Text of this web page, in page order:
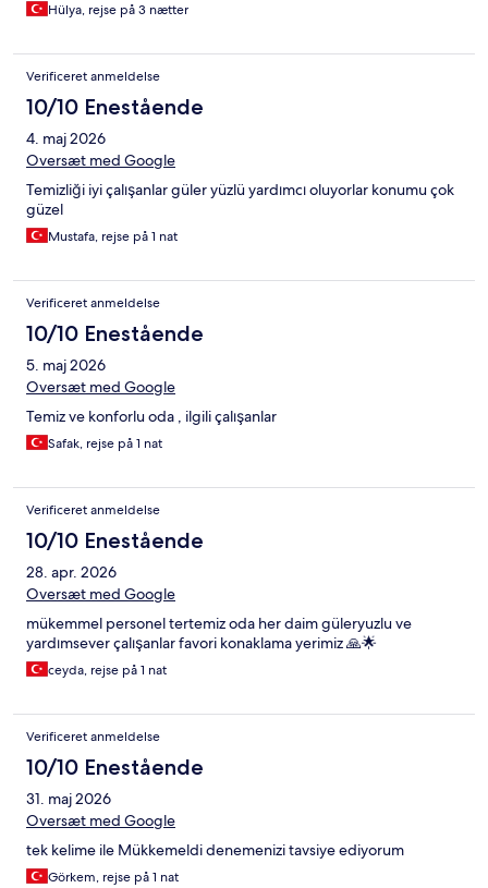
Hülya, rejse på 3 nætter
Verificeret anmeldelse
10/10 Enestående
4. maj 2026
Oversæt med Google
Temizliği iyi çalışanlar güler yüzlü yardımcı oluyorlar konumu çok
güzel
Mustafa, rejse på 1 nat
Verificeret anmeldelse
10/10 Enestående
5. maj 2026
Oversæt med Google
Temiz ve konforlu oda , ilgili çalışanlar
Safak, rejse på 1 nat
Verificeret anmeldelse
10/10 Enestående
28. apr. 2026
Oversæt med Google
mükemmel personel tertemiz oda her daim güleryuzlu ve
yardımsever çalışanlar favori konaklama yerimiz 🙏🌟
ceyda, rejse på 1 nat
Verificeret anmeldelse
10/10 Enestående
31. maj 2026
Oversæt med Google
tek kelime ile Mükkemeldi denemenizi tavsiye ediyorum
Görkem, rejse på 1 nat